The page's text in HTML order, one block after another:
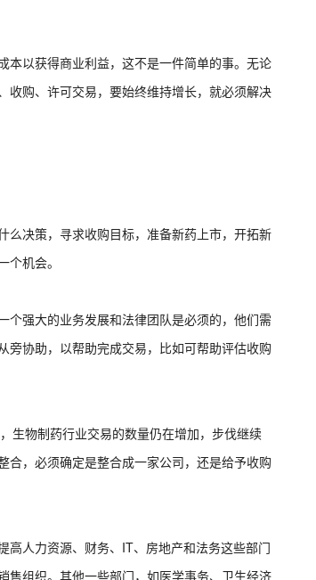
本以获得商业利益，这不是一件简单的事。无论
收购、许可交易，要始终维持增长，就必须解决
么决策，寻求收购目标，准备新药上市，开拓新
机会。
个强大的业务发展和法律团队是必须的，他们需
旁协助，以帮助完成交易，比如可帮助评估收购
生物制药行业交易的数量仍在增加，步伐继续
合，必须确定是整合成一家公司，还是给予收购
高人力资源、财务、IT、房地产和法务这些部门
售组织。其他一些部门，如医学事务、卫生经济